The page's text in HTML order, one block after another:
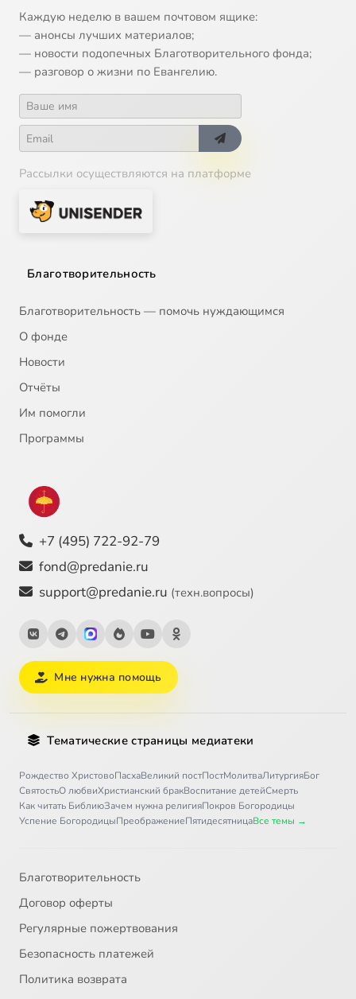
Каждую неделю в вашем почтовом ящике:
— анонсы лучших материалов;
— новости подопечных Благотворительного фонда;
— разговор о жизни по Евангелию.
Рассылки осуществляются на платформе
Благотворительность
Благотворительность — помочь нуждающимся
О фонде
Новости
Отчёты
Им помогли
Программы
+7 (495) 722-92-79
fond@predanie.ru
support@predanie.ru (техн.вопросы)
Мне нужна помощь
Тематические страницы медиатеки
Рождество ХристовоПасхаВеликий постПостМолитваЛитургияБог
СвятостьО любвиХристианский бракВоспитание детейСмерть
Как читать БиблиюЗачем нужна религияПокров Богородицы
Успение БогородицыПреображениеПятидесятницаВсе темы →
Благотворительность
Договор оферты
Регулярные пожертвования
Безопасность платежей
Политика возврата